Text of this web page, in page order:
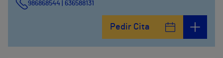
986868544 | 636588131
Pedir Cita